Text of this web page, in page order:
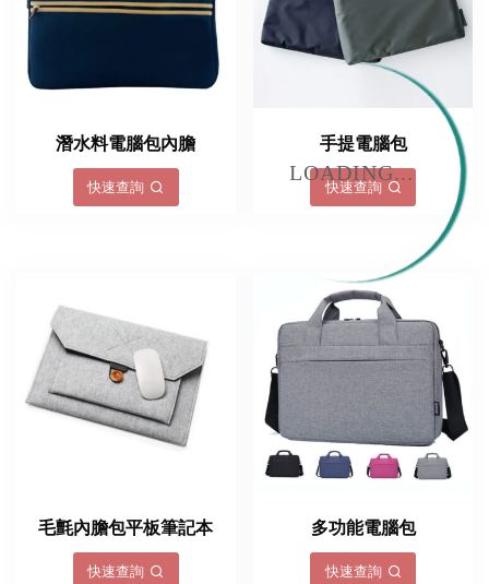
LOADING...
潛水料電腦包內膽
快速查詢
手提電腦包
快速查詢
毛氈內膽包平板筆記本
快速查詢
多功能電腦包
快速查詢